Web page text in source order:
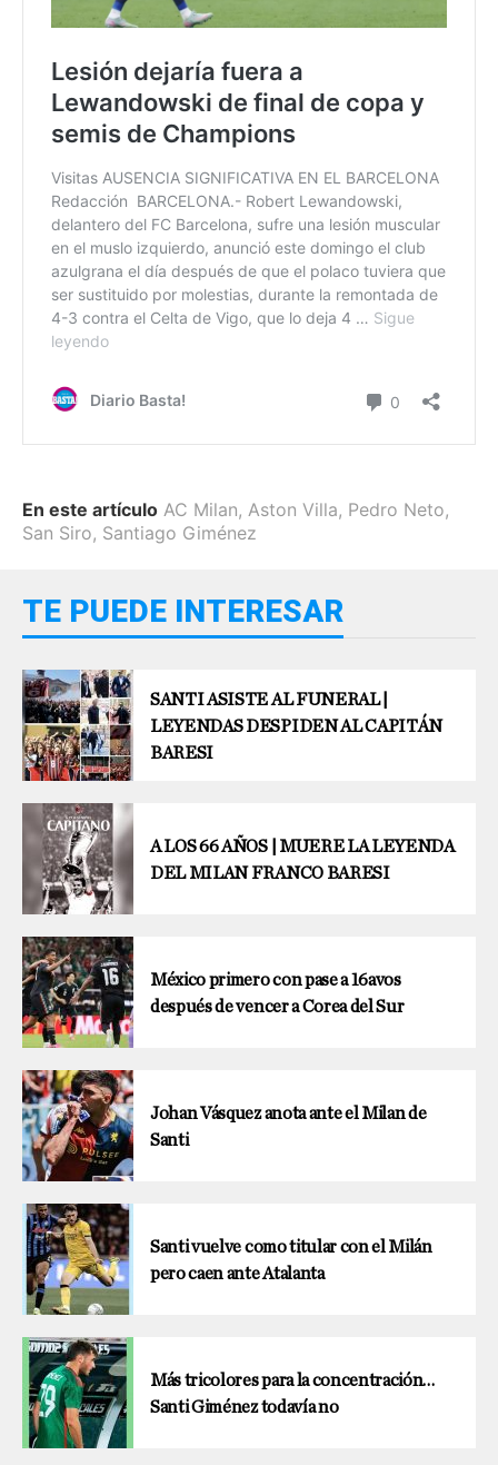
En este artículo AC Milan, Aston Villa, Pedro Neto,
San Siro, Santiago Giménez
TE PUEDE INTERESAR
SANTI ASISTE AL FUNERAL |
LEYENDAS DESPIDEN AL CAPITÁN
BARESI
A LOS 66 AÑOS | MUERE LA LEYENDA
DEL MILAN FRANCO BARESI
México primero con pase a 16avos
después de vencer a Corea del Sur
Johan Vásquez anota ante el Milan de
Santi
Santi vuelve como titular con el Milán
pero caen ante Atalanta
Más tricolores para la concentración…
Santi Giménez todavía no